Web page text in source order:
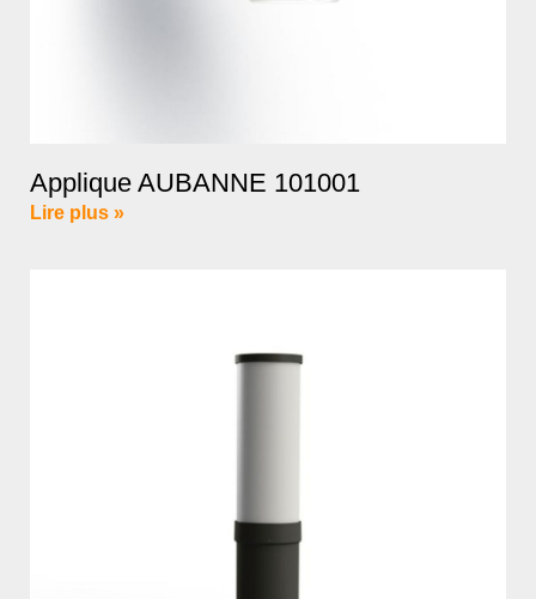
Applique AUBANNE 101001
Lire plus »